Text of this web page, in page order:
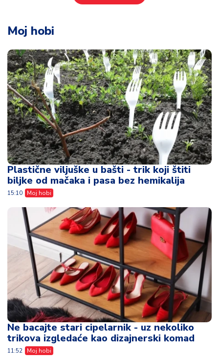
Moj hobi
Plastične viljuške u bašti - trik koji štiti
biljke od mačaka i pasa bez hemikalija
15:10 Moj hobi
Ne bacajte stari cipelarnik - uz nekoliko
trikova izgledaće kao dizajnerski komad
11:52 Moj hobi